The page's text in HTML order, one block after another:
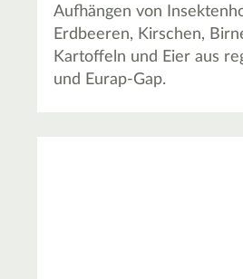
Aufhängen von
Erdbeeren, Kirschen,
Kartoffeln und Eier aus
und Eurap-Gap.